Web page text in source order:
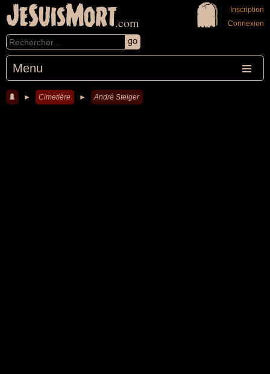
JeSuisMort.com
Menu
Inscription
Connexion
► Cimetière ► André Steiger